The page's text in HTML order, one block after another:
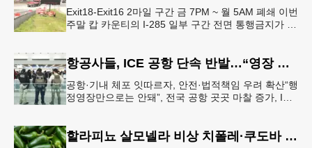
Exit18-Exit16 2마일 구간 금 7PM ~ 월 5AM 폐쇄 이번
주말 캅 카운티의 I-285 일부 구간 전면 통행금지가 시
항공사들, ICE 공항 단속 반발…“영장 없인 협조 불가”
공항·기내 체포 잇따르자, 안전·법적책임 우려 확산“행
정영장만으로는 안돼”, 전국 공항 곳곳 마찰 증가, ICE
할라피뇨 살모넬라 비상 치폴레·쿠도바 긴급 회수